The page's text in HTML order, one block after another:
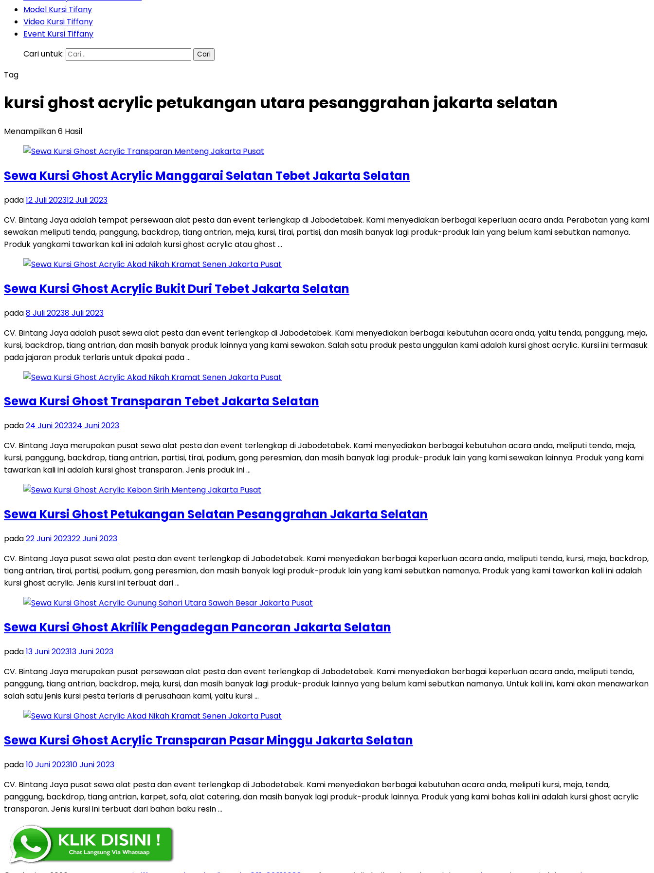
Model Kursi Tifany
Video Kursi Tiffany
Event Kursi Tiffany
Cari untuk:
Tag
kursi ghost acrylic petukangan utara pesanggrahan jakarta selatan
Menampilkan 6 Hasil
Sewa Kursi Ghost Acrylic Manggarai Selatan Tebet Jakarta Selatan
pada12 Juli 202312 Juli 2023
CV. Bintang Jaya adalah tempat persewaan alat pesta dan event terlengkap di Jabodetabek. Kami menyediakan berbagai keperluan acara anda. Perabotan yang kami
sewakan meliputi tenda, panggung, backdrop, tiang antrian, meja, kursi, tirai, partisi, dan masih banyak lagi produk-produk lain yang belum kami sebutkan namanya.
Produk yangkami tawarkan kali ini adalah kursi ghost acrylic atau ghost …
Sewa Kursi Ghost Acrylic Bukit Duri Tebet Jakarta Selatan
pada8 Juli 20238 Juli 2023
CV. Bintang Jaya adalah pusat sewa alat pesta dan event terlengkap di Jabodetabek. Kami menyediakan berbagai kebutuhan acara anda, yaitu tenda, panggung, meja,
kursi, backdrop, tiang antrian, dan masih banyak produk lainnya yang kami sewakan. Salah satu produk pesta unggulan kami adalah kursi ghost acrylic. Kursi ini termasuk
pada jajaran produk terlaris untuk dipakai pada …
Sewa Kursi Ghost Transparan Tebet Jakarta Selatan
pada24 Juni 202324 Juni 2023
CV. Bintang Jaya merupakan pusat sewa alat pesta dan event terlengkap di Jabodetabek. Kami menyediakan berbagai kebutuhan acara anda, meliputi tenda, meja,
kursi, panggung, backdrop, tiang antrian, partisi, tirai, podium, gong peresmian, dan masih banyak lagi produk-produk lain yang kami sewakan lainnya. Produk yang kami
tawarkan kali ini adalah kursi ghost transparan. Jenis produk ini …
Sewa Kursi Ghost Petukangan Selatan Pesanggrahan Jakarta Selatan
pada22 Juni 202322 Juni 2023
CV. Bintang Jaya pusat sewa alat pesta dan event terlengkap di Jabodetabek. Kami menyediakan berbagai keperluan acara anda, meliputi tenda, kursi, meja, backdrop,
tiang antrian, tirai, partisi, podium, gong peresmian, dan masih banyak lagi produk-produk lain yang kami sebutkan namanya. Produk yang kami tawarkan kali ini adalah
kursi ghost acrylic. Jenis kursi ini terbuat dari …
Sewa Kursi Ghost Akrilik Pengadegan Pancoran Jakarta Selatan
pada13 Juni 202313 Juni 2023
CV. Bintang Jaya merupakan pusat persewaan alat pesta dan event terlengkap di Jabodetabek. Kami menyediakan berbagai keperluan acara anda, meliputi tenda,
panggung, tiang antrian, backdrop, meja, kursi, dan masih banyak lagi produk-produk lainnya yang belum kami sebutkan namanya. Untuk kali ini, kami akan menawarkan
salah satu jenis kursi pesta terlaris di perusahaan kami, yaitu kursi …
Sewa Kursi Ghost Acrylic Transparan Pasar Minggu Jakarta Selatan
pada10 Juni 202310 Juni 2023
CV. Bintang Jaya pusat sewa alat pesta dan event terlengkap di Jabodetabek. Kami menyediakan berbagai kebutuhan acara anda, meliputi kursi, meja, tenda,
panggung, backdrop, tiang antrian, karpet, sofa, alat catering, dan masih banyak lagi produk-produk lainnya. Produk yang kami bahas kali ini adalah kursi ghost acrylic
transparan. Jenis kursi ini terbuat dari bahan baku resin …